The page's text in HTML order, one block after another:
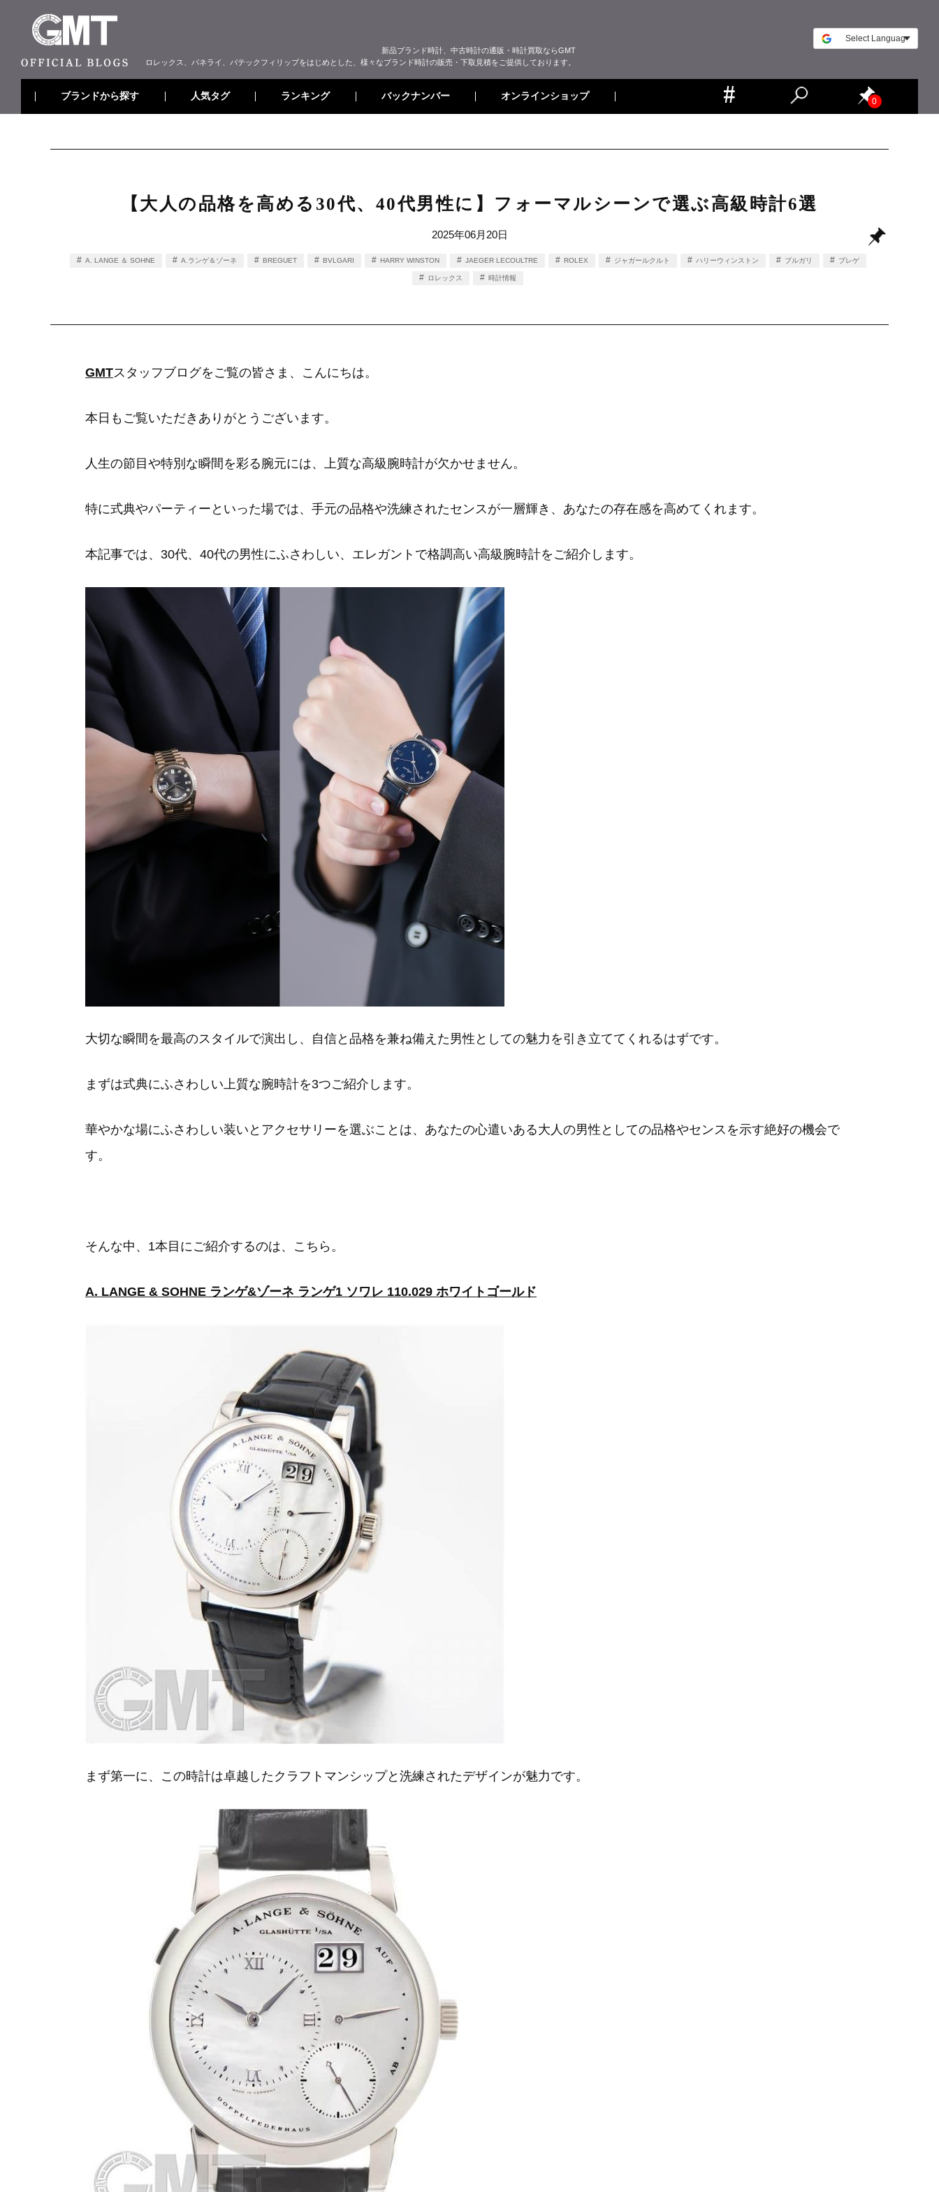
新品ブランド時計、中古時計の通販・時計買取ならGMT
ロレックス、パネライ、パテックフィリップをはじめとした、様々なブランド時計の販売・下取見積をご提供しております。
ブランドから探す 人気タグ ランキング バックナンバー オンラインショップ 0
【大人の品格を高める30代、40代男性に】フォーマルシーンで選ぶ高級時計6選
2025年06月20日
A. LANGE ＆ SOHNE A.ランゲ＆ゾーネ BREGUET BVLGARI HARRY WINSTON JAEGER LECOULTRE ROLEX ジャガールクルト ハリーウィンストン ブルガリ ブレゲ
ロレックス 時計情報
GMTスタッフブログをご覧の皆さま、こんにちは。
本日もご覧いただきありがとうございます。
人生の節目や特別な瞬間を彩る腕元には、上質な高級腕時計が欠かせません。
特に式典やパーティーといった場では、手元の品格や洗練されたセンスが一層輝き、あなたの存在感を高めてくれます。
本記事では、30代、40代の男性にふさわしい、エレガントで格調高い高級腕時計をご紹介します。
大切な瞬間を最高のスタイルで演出し、自信と品格を兼ね備えた男性としての魅力を引き立ててくれるはずです。
まずは式典にふさわしい上質な腕時計を3つご紹介します。
華やかな場にふさわしい装いとアクセサリーを選ぶことは、あなたの心遣いある大人の男性としての品格やセンスを示す絶好の機会で
す。
そんな中、1本目にご紹介するのは、こちら。
A. LANGE & SOHNE ランゲ&ゾーネ ランゲ1 ソワレ 110.029 ホワイトゴールド
まず第一に、この時計は卓越したクラフトマンシップと洗練されたデザインが魅力です。